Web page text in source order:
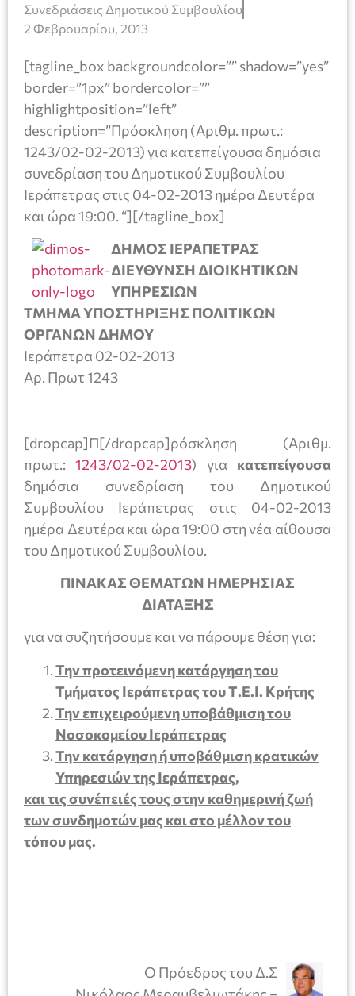
Συνεδριάσεις Δημοτικού Συμβουλίου
2 Φεβρουαρίου, 2013
[tagline_box backgroundcolor=”” shadow=”yes”
border=”1px” bordercolor=””
highlightposition=”left”
description=”Πρόσκληση (Αριθμ. πρωτ.:
1243/02-02-2013) για κατεπείγουσα δημόσια
συνεδρίαση του Δημοτικού Συμβουλίου
Ιεράπετρας στις 04-02-2013 ημέρα Δευτέρα
και ώρα 19:00. “][/tagline_box]
ΔΗΜΟΣ ΙΕΡΑΠΕΤΡΑΣ
ΔΙΕΥΘΥΝΣΗ ΔΙΟΙΚΗΤΙΚΩΝ
ΥΠΗΡΕΣΙΩΝ
ΤΜΗΜΑ ΥΠΟΣΤΗΡΙΞΗΣ ΠΟΛΙΤΙΚΩΝ
ΟΡΓΑΝΩΝ ΔΗΜΟΥ
Ιεράπετρα 02-02-2013
Αρ. Πρωτ 1243
[dropcap]Π[/dropcap]ρόσκληση (Αριθμ.
πρωτ.:1243/02-02-2013) για κατεπείγουσα
δημόσια συνεδρίαση του Δημοτικού
Συμβουλίου Ιεράπετρας στις 04-02-2013
ημέρα Δευτέρα και ώρα 19:00 στη νέα αίθουσα
του Δημοτικού Συμβουλίου.
ΠΙΝΑΚΑΣ ΘΕΜΑΤΩΝ ΗΜΕΡΗΣΙΑΣ
ΔΙΑΤΑΞΗΣ
για να συζητήσουμε και να πάρουμε θέση για:
Την προτεινόμενη κατάργηση του
Τμήματος Ιεράπετρας του Τ.Ε.Ι. Κρήτης
Την επιχειρούμενη υποβάθμιση του
Νοσοκομείου Ιεράπετρας
Την κατάργηση ή υποβάθμιση κρατικών
Υπηρεσιών της Ιεράπετρας,
και τις συνέπειές τους στην καθημερινή ζωή
των συνδημοτών μας και στο μέλλον του
τόπου μας.
Ο Πρόεδρος του Δ.Σ